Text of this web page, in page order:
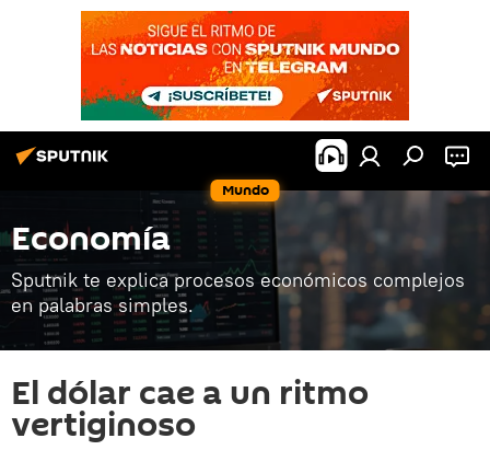
Mundo
Economía
Sputnik te explica procesos económicos complejos
en palabras simples.
El dólar cae a un ritmo
vertiginoso